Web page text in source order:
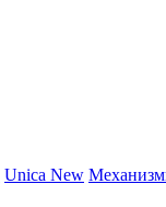
Unica New